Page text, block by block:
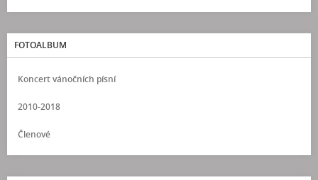
FOTOALBUM
Koncert vánočních písní
2010-2018
Členové